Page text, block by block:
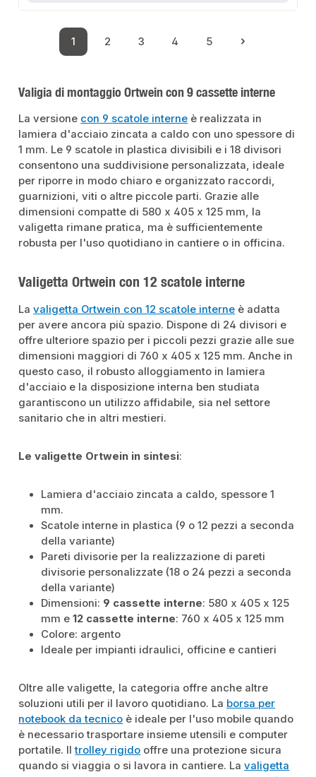
Pagina
1
Pagina
2
Pagina
3
Pagina
4
Pagina
5
Valigia di montaggio Ortwein con 9 cassette interne
La versione con 9 scatole interne è realizzata in
lamiera d'acciaio zincata a caldo con uno spessore di
1 mm. Le 9 scatole in plastica divisibili e i 18 divisori
consentono una suddivisione personalizzata, ideale
per riporre in modo chiaro e organizzato raccordi,
guarnizioni, viti o altre piccole parti. Grazie alle
dimensioni compatte di 580 x 405 x 125 mm, la
valigetta rimane pratica, ma è sufficientemente
robusta per l'uso quotidiano in cantiere o in officina.
Valigetta Ortwein con 12 scatole interne
Lavaligetta Ortwein con 12 scatole interne è adatta
per avere ancora più spazio. Dispone di 24 divisori e
offre ulteriore spazio per i piccoli pezzi grazie alle sue
dimensioni maggiori di 760 x 405 x 125 mm. Anche in
questo caso, il robusto alloggiamento in lamiera
d'acciaio e la disposizione interna ben studiata
garantiscono un utilizzo affidabile, sia nel settore
sanitario che in altri mestieri.
Le valigette Ortwein in sintesi:
Lamiera d'acciaio zincata a caldo, spessore 1
mm.
Scatole interne in plastica (9 o 12 pezzi a seconda
della variante)
Pareti divisorie per la realizzazione di pareti
divisorie personalizzate (18 o 24 pezzi a seconda
della variante)
Dimensioni: 9 cassette interne: 580 x 405 x 125
mm e12 cassette interne: 760 x 405 x 125 mm
Colore: argento
Ideale per impianti idraulici, officine e cantieri
Oltre alle valigette, la categoria offre anche altre
soluzioni utili per il lavoro quotidiano. La borsa per
notebook da tecnico è ideale per l'uso mobile quando
è necessario trasportare insieme utensili e computer
portatile. Iltrolley rigido offre una protezione sicura
quando si viaggia o si lavora in cantiere. Lavaligetta